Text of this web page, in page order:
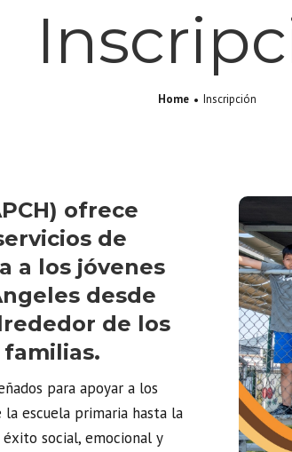
Home Inscripción
ofrece
de
a los jóvenes
desde
de los
familias.
para apoyar a los
escuela primaria hasta la
social, emocional y